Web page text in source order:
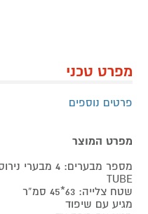
מפרט טכני
פרטים נוספים
מפרט המוצר
TUBE
שטח צלייה: 63*45 סמ”ר
מגיע עם שיפוד